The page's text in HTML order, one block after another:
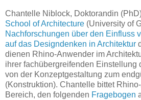
Chantelle Niblock, Doktorandin
School of Architecture (University of
Nachforschungen über den Einfluss
auf das Designdenken in Architektur
dienen Rhino-Anwender im
ihrer fachübergreifenden Einstellung
von der Konzeptgestaltung zum
(Konstruktion). Chantelle bittet
Bereich, den folgenden Fragebogen